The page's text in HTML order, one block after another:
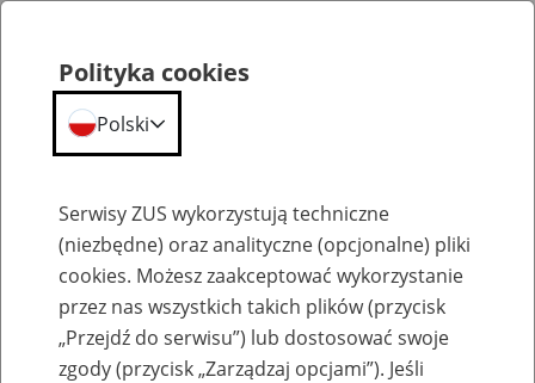
Dostępność placówek ZUS dla osób z niepełnosprawnościami
Polityka cookies
Polski
Serwisy ZUS wykorzystują techniczne
(niezbędne) oraz analityczne (opcjonalne) pliki
cookies. Możesz zaakceptować wykorzystanie
przez nas wszystkich takich plików (przycisk
„Przejdź do serwisu”) lub dostosować swoje
zgody (przycisk „Zarządzaj opcjami”). Jeśli